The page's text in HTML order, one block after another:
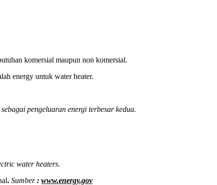
komersial maupun non komersial.
energy untuk water heater.
pengeluaran energi terbesar kedua.
water heaters.
. Sumber: www.energy.gov